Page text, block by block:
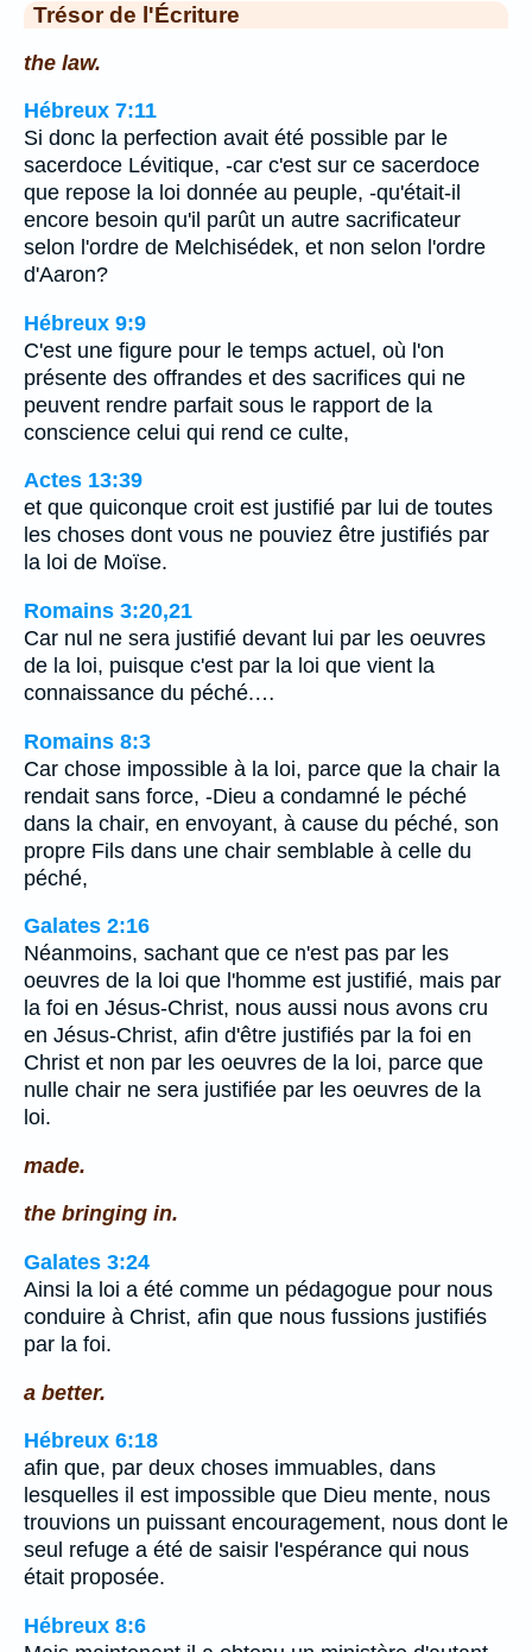
Trésor de l'Écriture
the law.
Hébreux 7:11
Si donc la perfection avait été possible par le
sacerdoce Lévitique, -car c'est sur ce sacerdoce
que repose la loi donnée au peuple, -qu'était-il
encore besoin qu'il parût un autre sacrificateur
selon l'ordre de Melchisédek, et non selon l'ordre
d'Aaron?
Hébreux 9:9
C'est une figure pour le temps actuel, où l'on
présente des offrandes et des sacrifices qui ne
peuvent rendre parfait sous le rapport de la
conscience celui qui rend ce culte,
Actes 13:39
et que quiconque croit est justifié par lui de toutes
les choses dont vous ne pouviez être justifiés par
la loi de Moïse.
Romains 3:20,21
Car nul ne sera justifié devant lui par les oeuvres
de la loi, puisque c'est par la loi que vient la
connaissance du péché.…
Romains 8:3
Car chose impossible à la loi, parce que la chair la
rendait sans force, -Dieu a condamné le péché
dans la chair, en envoyant, à cause du péché, son
propre Fils dans une chair semblable à celle du
péché,
Galates 2:16
Néanmoins, sachant que ce n'est pas par les
oeuvres de la loi que l'homme est justifié, mais par
la foi en Jésus-Christ, nous aussi nous avons cru
en Jésus-Christ, afin d'être justifiés par la foi en
Christ et non par les oeuvres de la loi, parce que
nulle chair ne sera justifiée par les oeuvres de la
loi.
made.
the bringing in.
Galates 3:24
Ainsi la loi a été comme un pédagogue pour nous
conduire à Christ, afin que nous fussions justifiés
par la foi.
a better.
Hébreux 6:18
afin que, par deux choses immuables, dans
lesquelles il est impossible que Dieu mente, nous
trouvions un puissant encouragement, nous dont le
seul refuge a été de saisir l'espérance qui nous
était proposée.
Hébreux 8:6